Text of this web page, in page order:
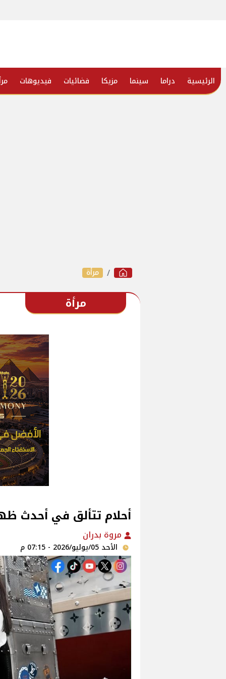
الرئيسية دراما سينما مزيكا فضائيات فيديوهات
مرأة
مرأة
أحلام تتألق في أحدث
مروة بدران
الأحد 05/يوليو/2026 - 07:15 م